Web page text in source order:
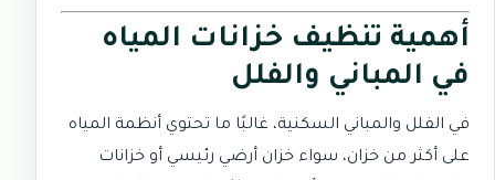
أهمية تنظيف خزانات المياه
في المباني والفلل
في الفلل والمباني السكنية، غالبًا ما تحتوي أنظمة المياه
على أكثر من خزان، سواء خزان أرضي رئيسي أو خزانات